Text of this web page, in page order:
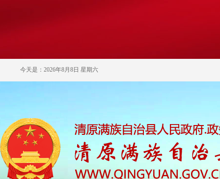
今天是：2026年8月8日 星期六